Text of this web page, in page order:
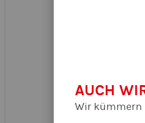
AUCH
Wir kümmern